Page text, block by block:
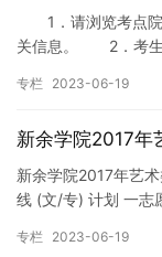
1．请浏览考点院
关信息。 2．考生
专栏 2023-06-19
新余学院2017年
新余学院2017年艺
线 (文/专) 计划 一志
专栏 2023-06-19